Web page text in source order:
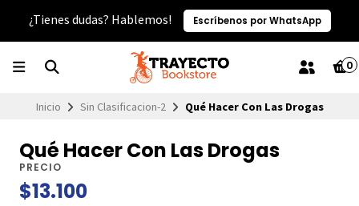
¿Tienes dudas? Hablemos! Escríbenos por WhatsApp
0
Inicio Sin Clasificacion-2 Qué Hacer Con Las Drogas
Qué Hacer Con Las Drogas
PRECIO
$13.100